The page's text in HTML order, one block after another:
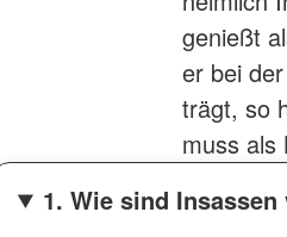
genießt
er bei
trägt, so
muss als
1. Wie sind